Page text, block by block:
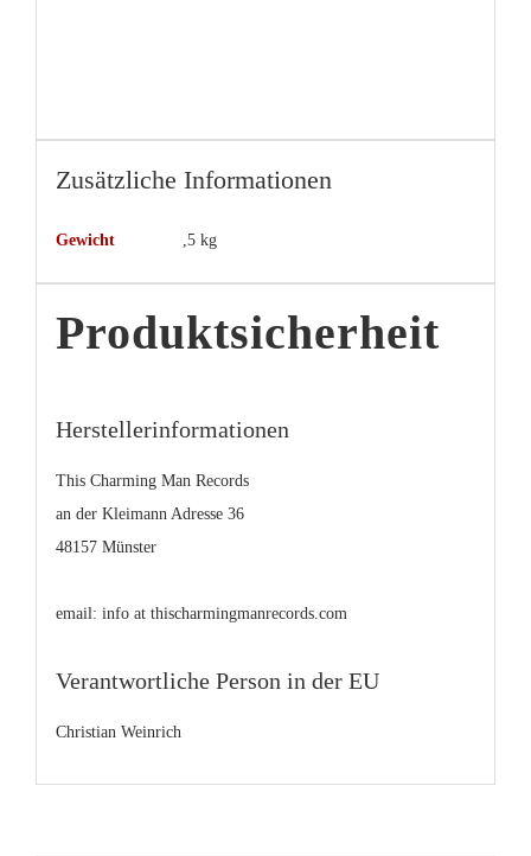
Zusätzliche Informationen
Gewicht ,5 kg
Produktsicherheit
Herstellerinformationen
This Charming Man Records
an der Kleimann Adresse 36
48157 Münster
email: info at thischarmingmanrecords.com
Verantwortliche Person in der EU
Christian Weinrich